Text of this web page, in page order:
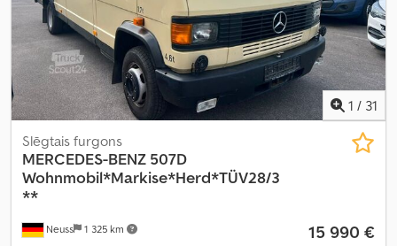
1 / 31
Neuss 1 325 km
Slēgtais furgons
MERCEDES-BENZ 507D
Wohnmobil*Markise*Herd*TÜV28/3
**
15 990 €